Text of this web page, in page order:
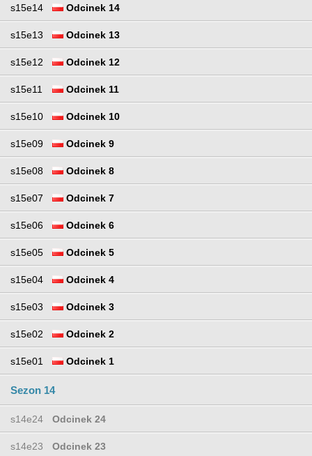
s15e14 Odcinek 14
s15e13 Odcinek 13
s15e12 Odcinek 12
s15e11 Odcinek 11
s15e10 Odcinek 10
s15e09 Odcinek 9
s15e08 Odcinek 8
s15e07 Odcinek 7
s15e06 Odcinek 6
s15e05 Odcinek 5
s15e04 Odcinek 4
s15e03 Odcinek 3
s15e02 Odcinek 2
s15e01 Odcinek 1
Sezon 14
s14e24 Odcinek 24
s14e23 Odcinek 23